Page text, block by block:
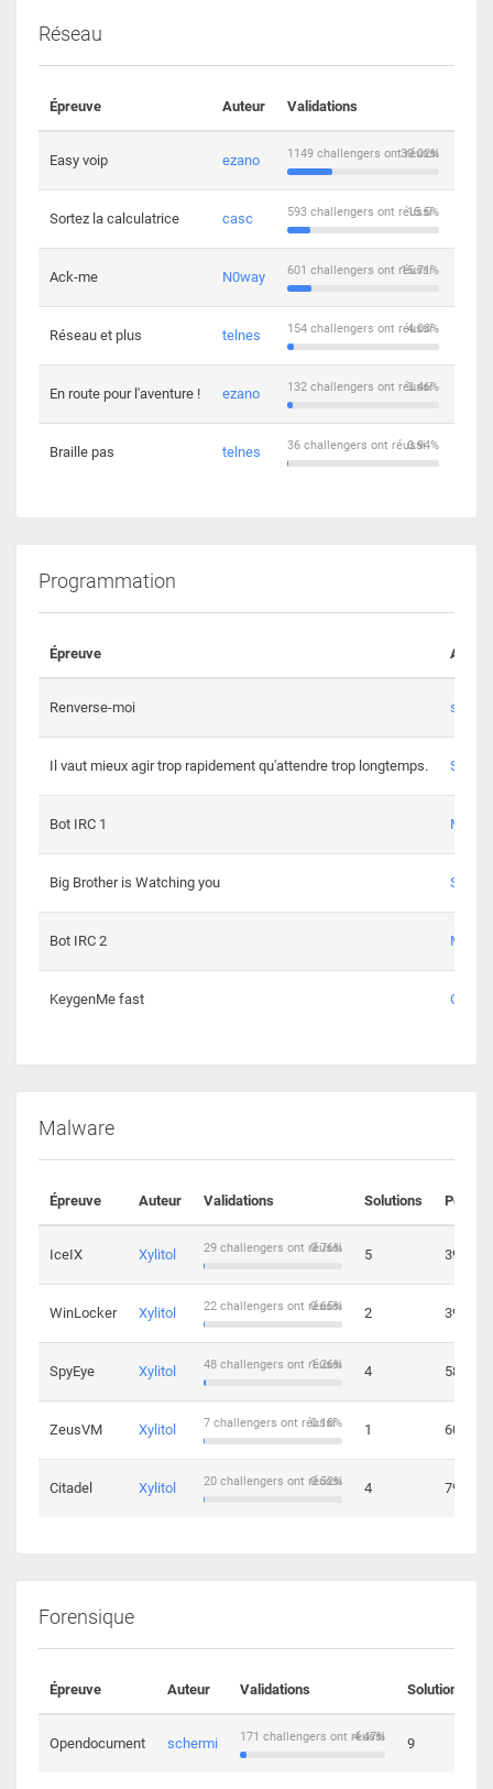
Réseau
Épreuve Auteur Validations
Easy voip ezano 30.02%
1149 challengers ont réussi
Sortez la calculatrice casc 15.5%
593 challengers ont réussi
Ack-me N0way 15.71%
601 challengers ont réussi
Réseau et plus telnes 4.03%
154 challengers ont réussi
En route pour l'aventure ! ezano 3.46%
132 challengers ont réussi
Braille pas telnes 0.94%
36 challengers ont réussi
Programmation
Épreuve Auteur
Renverse-moi s3th
Il vaut mieux agir trop rapidement qu'attendre trop longtemps. Spl3en
Bot IRC 1
Big Brother is Watching you
Bot IRC 2
KeygenMe fast Ge0
Malware
Épreuve Auteur Validations Solutions Points
IceIX Xylitol 0.76%
29 challengers ont réussi 5 39
WinLocker Xylitol 0.65%
22 challengers ont réussi 2 39
SpyEye Xylitol 1.26%
48 challengers ont réussi 4 58
ZeusVM Xylitol 0.18%
7 challengers ont réussi 1 60
Citadel Xylitol 0.52%
20 challengers ont réussi 4 79
Forensique
Épreuve Auteur Validations Solutions
Opendocument schermi 4.47%
171 challengers ont réussi 9